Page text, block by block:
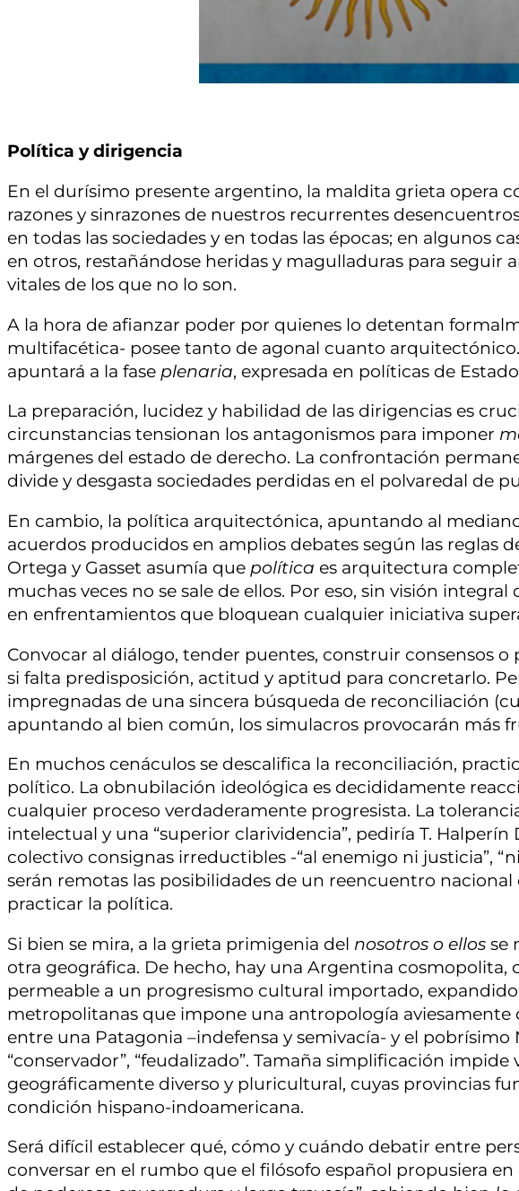
Política y dirigencia
En el durísimo presente argentino, la maldita grieta opera
razones y sinrazones de nuestros recurrentes
en todas las sociedades y en todas las épocas; en algunos
en otros, restañándose heridas y magulladuras para seguir
vitales de los que no lo son.
A la hora de afianzar poder por quienes lo detentan
multifacética- posee tanto de agonal cuanto
apuntará a la fase plenaria, expresada en políticas de
La preparación, lucidez y habilidad de las dirigencias es
circunstancias tensionan los antagonismos para imponer
márgenes del estado de derecho. La confrontación
divide y desgasta sociedades perdidas en el polvaredal de
En cambio, la política arquitectónica, apuntando al
acuerdos producidos en amplios debates según las reglas
Ortega y Gasset asumía que política es arquitectura
muchas veces no se sale de ellos. Por eso, sin visión
en enfrentamientos que bloquean cualquier iniciativa
Convocar al diálogo, tender puentes, construir consensos o
si falta predisposición, actitud y aptitud para concretarlo.
impregnadas de una sincera búsqueda de reconciliación
apuntando al bien común, los simulacros provocarán más
En muchos cenáculos se descalifica la reconciliación,
político. La obnubilación ideológica es decididamente
cualquier proceso verdaderamente progresista. La
intelectual y una “superior clarividencia”, pediría T.
colectivo consignas irreductibles -“al enemigo ni justicia”,
serán remotas las posibilidades de un reencuentro
practicar la política.
Si bien se mira, a la grieta primigenia del nosotros o ellos se
otra geográfica. De hecho, hay una Argentina cosmopolita,
permeable a un progresismo cultural importado, expandido
metropolitanas que impone una antropología aviesamente
entre una Patagonia –indefensa y semivacía- y el pobrísimo
“conservador”, “feudalizado”. Tamaña simplificación
geográficamente diverso y pluricultural, cuyas provincias
condición hispano-indoamericana.
Será difícil establecer qué, cómo y cuándo debatir entre
conversar en el rumbo que el filósofo español propusiera en